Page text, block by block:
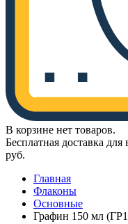
В корзине нет товаров.
Бесплатная доставка
руб.
Главная
Флаконы
Основные
Графин 150 мл